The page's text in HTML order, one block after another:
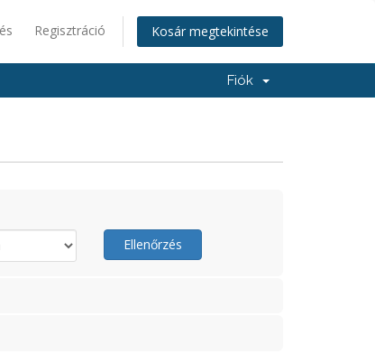
Regisztráció Kosár megtekintése
Fiók
Ellenőrzés